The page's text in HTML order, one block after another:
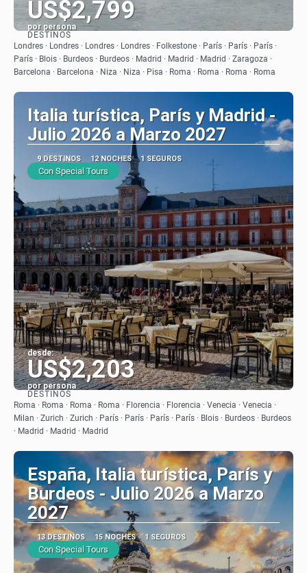
US$2,799
por persona
Ver
DESTINOS
Londres · Londres · Londres · Londres · Folkestone · París · París · París ·
París · Blois · Burdeos · Burdeos · Madrid · Madrid · Madrid · Zaragoza ·
Barcelona · Barcelona · Niza · Niza · Pisa · Roma · Roma · Roma · Roma
Italia turística, París y Madrid -
Julio 2026 a Marzo 2027
9 DESTINOS 12 NOCHES 1 SEGUROS
Con Special Tours
desde:
US$2,203
por persona
Ver
DESTINOS
Roma · Roma · Roma · Roma · Florencia · Florencia · Venecia · Venecia ·
Milan · Zurich · Zurich · París · París · París · París · Blois · Burdeos · Burdeos
· Madrid · Madrid · Madrid
España, Italia turística, París y
Burdeos - Julio 2026 a Marzo
2027
13 DESTINOS 15 NOCHES 1 SEGUROS
Con Special Tours